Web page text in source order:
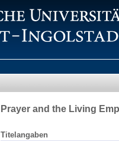
Prayer and the Living
Titelangaben